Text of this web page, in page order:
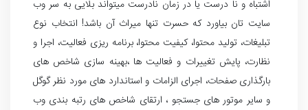
اشتباه و نا درست یا در زمان نادرست میتواند بلایی به سر وب
سایت تان بیاورد که حسرت تنها میراث آن باشد! انتخاب نوع
تبلیغات، تولید محتوا، کیفیت محتوا، برنامه ریزی فعالیت، اجرا و
نظارت، پایش تغییرات و فعالیت ها ،بهینه سازی شاخص های
بارگذاری صفحات، اجرای الزامات و استاندارد های مورد نظر گوگل
و سایر موتور های جستجو ، ارتقای شاخص های رتبه بندی وب